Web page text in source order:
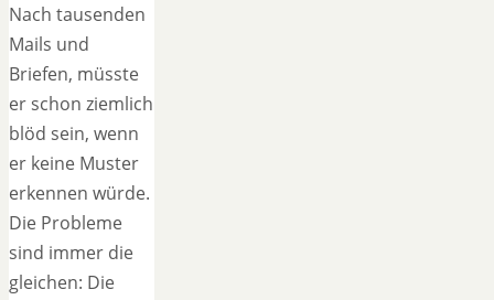
Nach tausenden
Mails und
Briefen, müsste
er schon ziemlich
blöd sein, wenn
er keine Muster
erkennen würde.
Die Probleme
sind immer die
gleichen: Die